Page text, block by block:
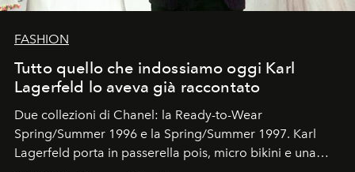
FASHION
Tutto quello che indossiamo oggi Karl
Lagerfeld lo aveva già raccontato
Due collezioni di Chanel: la Ready-to-Wear
Spring/Summer 1996 e la Spring/Summer 1997. Karl
Lagerfeld porta in passerella pois, micro bikini e una